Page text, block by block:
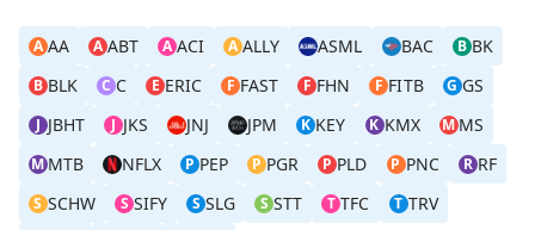
A AA A ABT A ACI A ALLY ASML BAC B BK
B BLK C C E ERIC F FAST F FHN F FITB G GS
J JBHT J JKS JNJ JPM K KEY K KMX MMS
M MTB NFLX P PEP P PGR P PLD P PNC R RF
S SCHW S SIFY S SLG S STT T TFC T TRV